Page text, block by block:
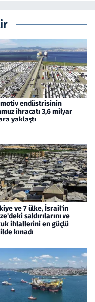
endüstrisinin
ihracatı 3,6 milyar
yaklaştı
ve 7 ülke, İsrail'in
saldırılarını ve
ihlallerini en güçlü
kınadı